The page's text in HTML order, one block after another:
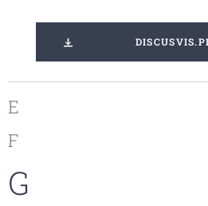
E
F
G